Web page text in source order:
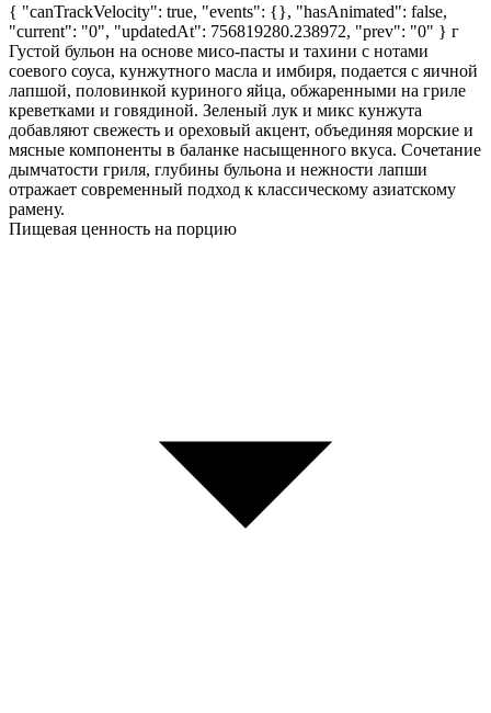
{ "canTrackVelocity": true, "events": {}, "hasAnimated": false,
"current": "0", "updatedAt": 756819280.238972, "prev": "0" } г
Густой бульон на основе мисо-пасты и тахини с нотами
соевого соуса, кунжутного масла и имбиря, подается с яичной
лапшой, половинкой куриного яйца, обжаренными на гриле
креветками и говядиной. Зеленый лук и микс кунжута
добавляют свежесть и ореховый акцент, объединяя морские и
мясные компоненты в баланке насыщенного вкуса. Сочетание
дымчатости гриля, глубины бульона и нежности лапши
отражает современный подход к классическому азиатскому
рамену.
Пищевая ценность на порцию